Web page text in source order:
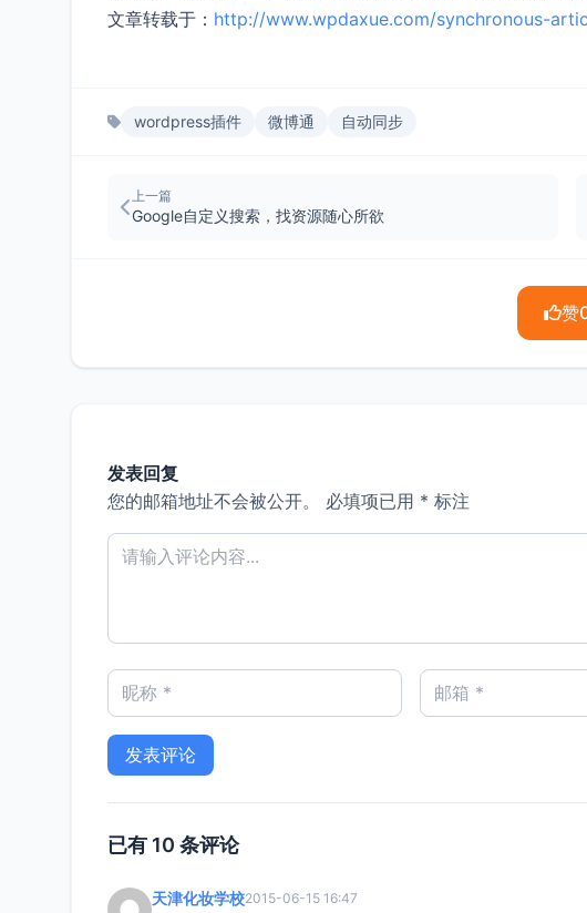
文章转载于： http://www.wpdaxue.com/synchronous-
wordpress插件 微博通 自动同步
上一篇
Google自定义搜索，找资源随心所欲
赞
发表回复
您的邮箱地址不会被公开。
必填项已用 * 标注
已有 10 条评论
天津化妆学校2015-06-15 16:47